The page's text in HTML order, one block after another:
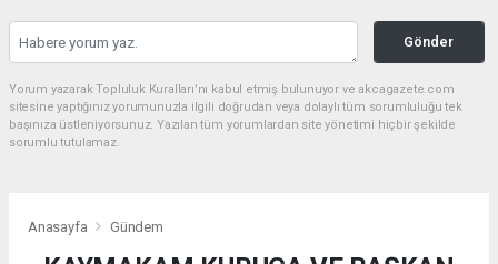
Gönder
Yorum yazarak Topluluk Kuralları’nı kabul etmiş bulunuyor ve akcagazete.com
sitesine yaptığınız yorumunuzla ilgili doğrudan veya dolaylı tüm sorumluluğu tek
başınıza üstleniyorsunuz. Yazılan tüm yorumlardan site yönetimi hiçbir şekilde
sorumlu tutulamaz.
Anasayfa Gündem